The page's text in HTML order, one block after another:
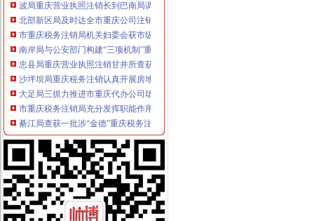
北部新区局及时达全市重庆公司注销工商行政管理工作会议精
市重庆税务注销局机关妇委会获市级机关妇委会考评等
南岸局与公安部门构建“三项机制”重庆分公司注销推动食品安全专项整工作
忠县局重庆营业执照注销甘井所查获一批过期儿童食品
沙坪坝局重庆税务注销认真开展房地产广告整
大足局三抓力推进市重庆代办公司场主体发展
市重庆税务注销局充分发挥职能作用促进外资企业快速健康发展
綦江局查获一批涉“金德”重庆税务注销牌管材
秀山局重庆分公司注销龙池所大力推进食品安全百日专项执法行动有成效
市重庆公司注销消费者权益保护委员会2011年一季度投诉况
丰都局运用“动产押”重庆税务注销解企业资金难题
江津局重庆公司注销加引导推进农产品商标注册
忠县局重庆分公司注销查获商业贿赂系列违法案件9件
南川局重庆分公司注销以创先争优为载体服务新农村建设成效明显
綦江局重庆营业执照注销联合公安机关端掉一销窝点